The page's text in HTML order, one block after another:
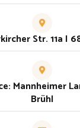
Str. 11a I
Mannheimer
Brühl